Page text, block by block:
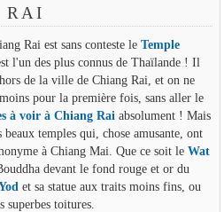
RAI
Rai est sans conteste le Temple
l'un des plus connus de Thaïlande ! Il
de la ville de Chiang Rai, et on ne
pour la première fois, sans aller le
à voir à Chiang Rai absolument ! Mais
temples qui, chose amusante, ont
à Chiang Mai. Que ce soit le Wat
devant le fond rouge et or du
et sa statue aux traits moins fins, ou
superbes toitures.